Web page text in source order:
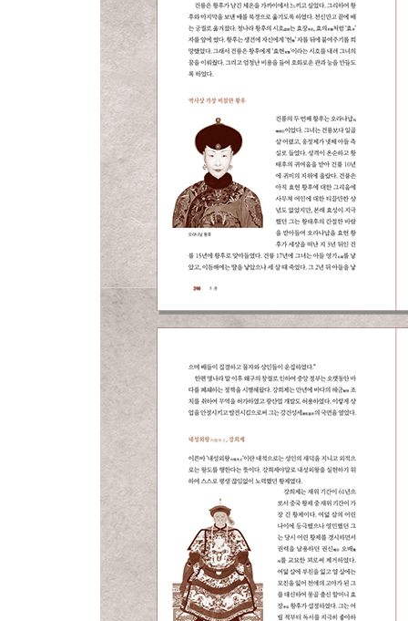
59. 명나라의 수명을 연장하다-장거정
60. 능지처참된 간신-유근
61. ‘일가지법’이 아니라 ‘천하지법’이 되어야 한다-
62. 정해진 이치는 있지만 정해진 법은 없다-왕부지
63. 타이완의 개척자-정성공
64. 청나라의 전성시대-강건성세를 연 강희제
65. 과로로 세상을 떠난 황제-옹정제
66. 건륭제와 그의 세 여인
67. 홍루몽-소설과도 같은 저자 조설근의 삶
68. 중국 역사상 가장 유명한 탐관-화신
69. 친구를 한 명 사귀면 길이 하나 늘어난다-호설암
70. 몰락하는 왕조의 마지막 실권자-서태후
71. 중국 근대의 풍운아-이홍장
72. 최후의 환관-소덕장
4부 부활하는 대국- 현대 중국
73. 중국 혁명의 개척자-쑨원
74. 중국 현대의 위대한 문학가이자 혁명가-루쉰
75. 삶 그 자체가 중요하다-린위탕
76. 중국 현대 정치의 개척자- 장제스
77. 마오쩌둥-그 빛과 그림자
78. 중국 개혁개방의 총 설계자-덩샤오핑
79. 인민대표가 된 어느 ‘민원왕’ 여성